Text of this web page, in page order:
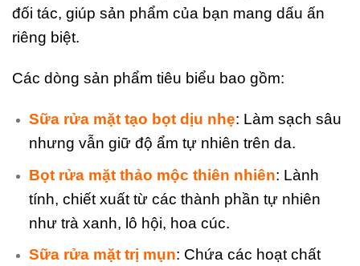
đối tác, giúp sản phẩm của bạn mang dấu ấn
riêng biệt.
Các dòng sản phẩm tiêu biểu bao gồm:
Sữa rửa mặt tạo bọt dịu nhẹ: Làm sạch sâu
nhưng vẫn giữ độ ẩm tự nhiên trên da.
Bọt rửa mặt thảo mộc thiên nhiên: Lành
tính, chiết xuất từ các thành phần tự nhiên
như trà xanh, lô hội, hoa cúc.
Sữa rửa mặt trị mụn: Chứa các hoạt chất